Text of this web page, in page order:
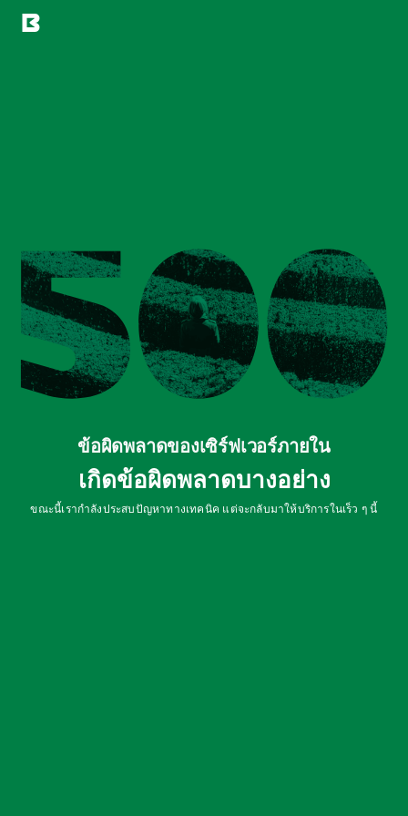
ข้อผิดพลาดของเซิร์ฟเวอร์ภายใน
เกิดข้อผิดพลาดบางอย่าง
ขณะนี้เรากำลังประสบปัญหาทางเทคนิค แต่จะกลับมาให้บริการในเร็ว ๆ นี้